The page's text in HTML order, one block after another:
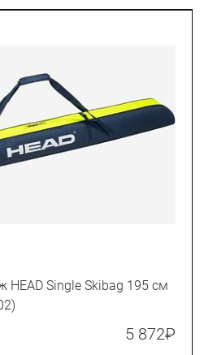
HEAD Single Skibag 195 см
5 872₽